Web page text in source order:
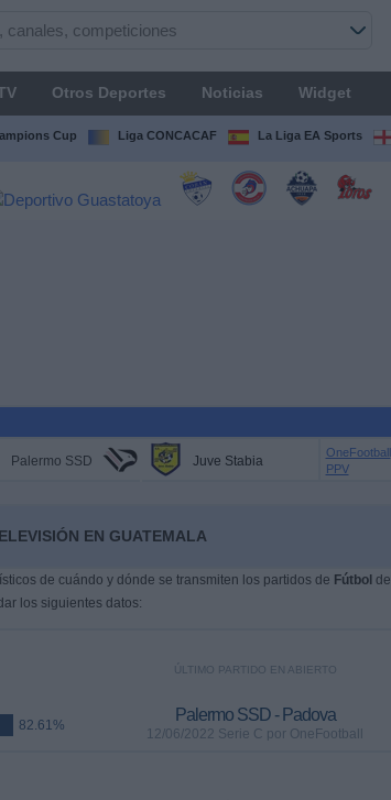
Otros Deportes Noticias Widget
Cup Liga CONCACAF La Liga EA Sports
Palermo SSD Juve Stabia
OneFootball
PPV
EN GUATEMALA
de cuándo y dónde se transmiten los partidos de Fútbol del
los siguientes datos:
82.61%
ÚLTIMO PARTIDO EN ABIERTO
Palermo SSD - Padova
12/06/2022 Serie C por OneFootball